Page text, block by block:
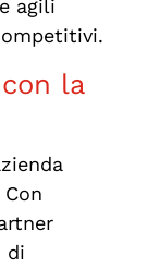
agili
la
di